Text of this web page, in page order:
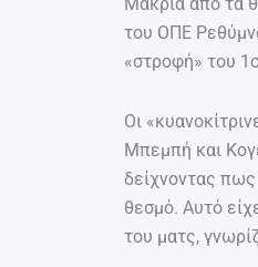
Μακριά από τα
του ΟΠΕ
«στροφή» του
Οι
Μπεμπή και
δείχνοντας πως
θεσμό. Αυτό
του ματς,